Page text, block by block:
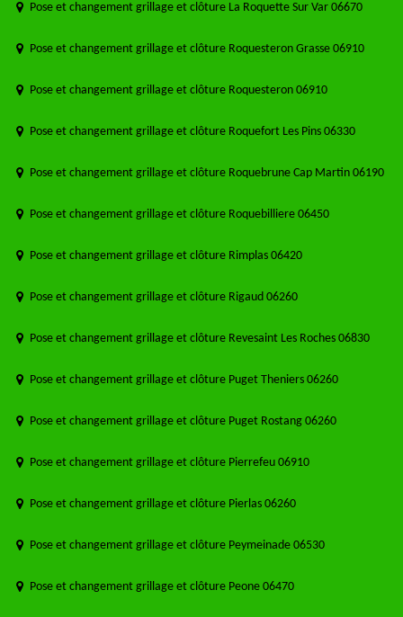
Pose et changement grillage et clôture La Roquette Sur Var 06670
Pose et changement grillage et clôture Roquesteron Grasse 06910
Pose et changement grillage et clôture Roquesteron 06910
Pose et changement grillage et clôture Roquefort Les Pins 06330
Pose et changement grillage et clôture Roquebrune Cap Martin 06190
Pose et changement grillage et clôture Roquebilliere 06450
Pose et changement grillage et clôture Rimplas 06420
Pose et changement grillage et clôture Rigaud 06260
Pose et changement grillage et clôture Revesaint Les Roches 06830
Pose et changement grillage et clôture Puget Theniers 06260
Pose et changement grillage et clôture Puget Rostang 06260
Pose et changement grillage et clôture Pierrefeu 06910
Pose et changement grillage et clôture Pierlas 06260
Pose et changement grillage et clôture Peymeinade 06530
Pose et changement grillage et clôture Peone 06470